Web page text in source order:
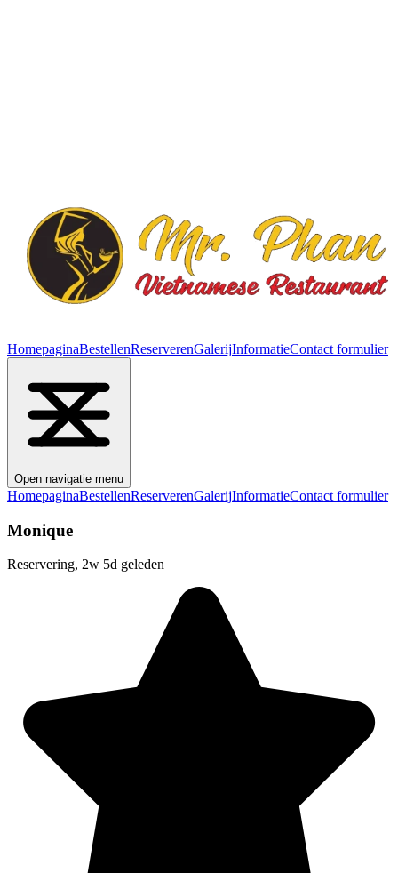
HomepaginaBestellenReserverenGalerijInformatieContact formulier
Open navigatie menu
HomepaginaBestellenReserverenGalerijInformatieContact formulier
Monique
Reservering, 2w 5d geleden